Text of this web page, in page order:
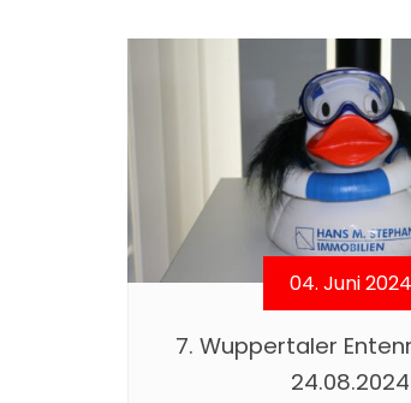
04. Juni 2024
7. Wuppertaler
24.08.2024